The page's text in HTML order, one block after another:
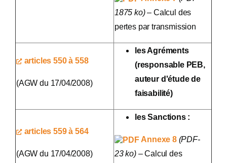
1875 ko)– Calcul des
pertes par transmission
articles 550 à 558
(AGW du 17/04/2008)
les Agréments
(responsable PEB,
auteur d'étude de
faisabilité)
articles 559 à 564
(AGW du 17/04/2008)
les Sanctions :
Annexe 8(PDF-
23 ko)– Calcul des